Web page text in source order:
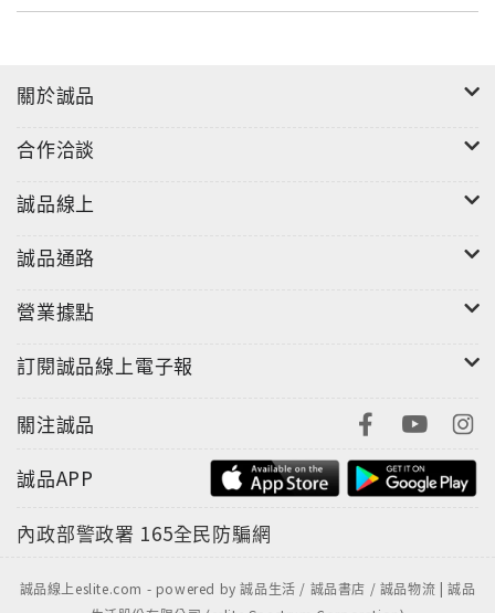
關於誠品
合作洽談
誠品線上
誠品通路
營業據點
訂閱誠品線上電子報
關注誠品
誠品APP
內政部警政署 165全民防騙網
誠品線上eslite.com - powered by 誠品生活 / 誠品書店 / 誠品物流 | 誠品